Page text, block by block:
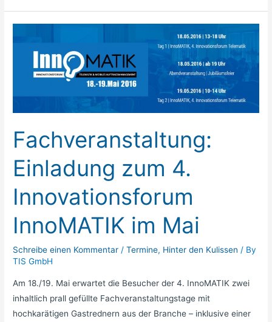
Fachveranstaltung:
Einladung zum 4.
Innovationsforum
InnoMATIK im Mai
Schreibe einen Kommentar /Termine, Hinter den Kulissen / By
TIS GmbH
Am 18./19. Mai erwartet die Besucher der 4. InnoMATIK zwei
inhaltlich prall gefüllte Fachveranstaltungstage mit
hochkarätigen Gastrednern aus der Branche – inklusive einer
Mai